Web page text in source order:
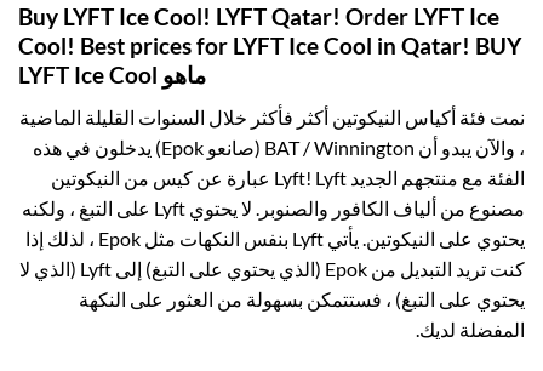
Buy LYFT Ice Cool! LYFT Qatar! Order LYFT Ice
Cool! Best prices for LYFT Ice Cool in Qatar! BUY
نمت فئة أكياس النيكوتين أكثر فأكثر خلال السنوات القليلة الماضية
، والآن يبدو أن BAT / Winnington (صانعو Epok) يدخلون في هذه
الفئة مع منتجهم الجديد Lyft! Lyft عبارة عن كيس من النيكوتين
مصنوع من ألياف الكافور والصنوبر. لا يحتوي Lyft على التبغ ، ولكنه
يحتوي على النيكوتين. يأتي Lyft بنفس النكهات مثل Epok ، لذلك إذا
كنت تريد التبديل من Epok (الذي يحتوي على التبغ) إلى Lyft (الذي لا
يحتوي على التبغ) ، فستتمكن بسهولة من العثور على النكهة
المفضلة لديك.